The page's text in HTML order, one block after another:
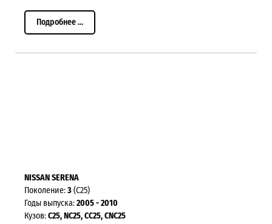
Подробнее ...
NISSAN SERENA
Поколение:3(C25)
Годы выпуска:2005 - 2010
Кузов:C25, NC25, CC25, CNC25